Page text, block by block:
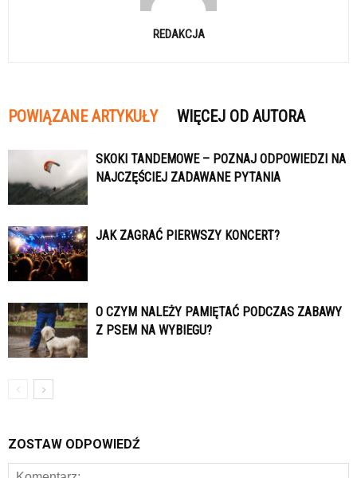
REDAKCJA
POWIĄZANE ARTYKUŁY WIĘCEJ OD AUTORA
SKOKI TANDEMOWE – POZNAJ ODPOWIEDZI NA
NAJCZĘŚCIEJ ZADAWANE PYTANIA
JAK ZAGRAĆ PIERWSZY KONCERT?
O CZYM NALEŻY PAMIĘTAĆ PODCZAS ZABAWY
Z PSEM NA WYBIEGU?
ZOSTAW ODPOWIEDŹ